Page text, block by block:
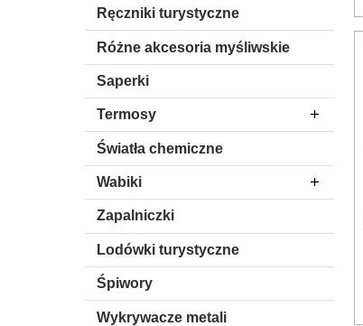
Ręczniki turystyczne
Różne akcesoria myśliwskie
Saperki
Termosy
Światła chemiczne
Wabiki
Zapalniczki
Lodówki turystyczne
Śpiwory
Wykrywacze metali